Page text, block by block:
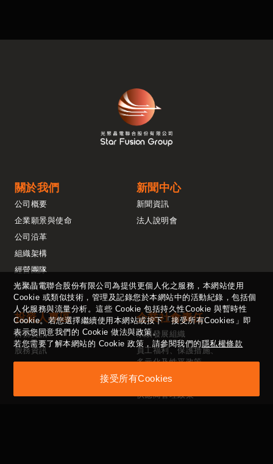
光聚晶電聯合股份有限公司為提供更個人化之服務，本網站使用
Cookie 或類似技術，管理及記錄您於本網站中的活動紀錄，包括個
人化服務與流量分析。這些 Cookie 包括持久性Cookie 與暫時性
Cookie。若您選擇繼續使用本網站或按下「接受所有Cookies」即
表示您同意我們的 Cookie 做法與政策。
若您需要了解本網站的 Cookie 政策，請參閱我們的 隱私權條款
接受所有Cookies
關於我們
公司概要
企業願景與使命
公司沿革
組織架構
經營團隊
基本資料
新聞中心
新聞資訊
法人說明會
投資人專區
財務資訊
股務資訊
企業社會責任
永續發展組織
員工福利、保護措施、
多元化及性平政策
社會公益
供應商管理政策